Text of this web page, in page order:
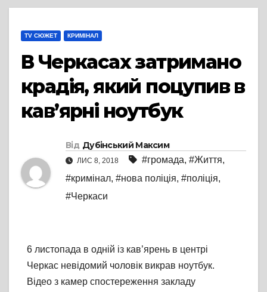
TV СЮЖЕТ КРИМІНАЛ
В Черкасах затримано
крадія, який поцупив в
кав’ярні ноутбук
Від Дубінський Максим
ЛИС 8, 2018 #громада, #Життя,
#кримінал, #нова поліція, #поліція,
#Черкаси
6 листопада в одній із кав’ярень в центрі
Черкас невідомий чоловік викрав ноутбук.
Відео з камер спостереження закладу